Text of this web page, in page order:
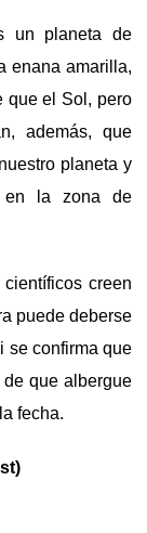
un planeta de
enana amarilla,
que el Sol, pero
además, que
planeta y
la zona de
creen
puede deberse
se confirma que
que albergue
fecha.
)